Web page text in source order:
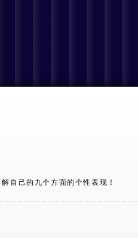
自己的九个方面的个性表现！